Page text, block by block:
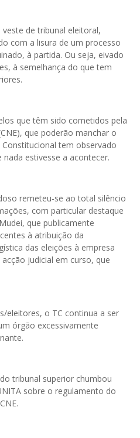
de tribunal eleitoral,
com a lisura de um processo
à partida. Ou seja, eivado
à semelhança do que tem
que têm sido cometidos pela
que poderão manchar o
tem observado
estivesse a acontecer.
remeteu-se ao total silêncio
com particular destaque
que publicamente
à atribuição da
das eleições à empresa
judicial em curso, que
eleitores, o TC continua a ser
órgão excessivamente
tribunal superior chumbou
sobre o regulamento do